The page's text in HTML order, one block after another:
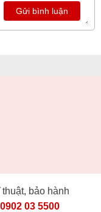
Gửi bình luận
thuật, bảo hành
0902 03 5500